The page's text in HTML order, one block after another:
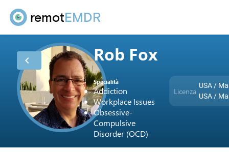
remotEMDR
chevron_left Rob Fox
Specialità
Addiction
Workplace Issues
Obsessive-
Compulsive
Disorder (OCD)
Licenza
USA /
USA /